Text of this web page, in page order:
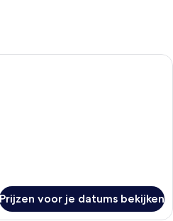
Een opgemaakt bed met witte
Prijzen voor je datums bekijken